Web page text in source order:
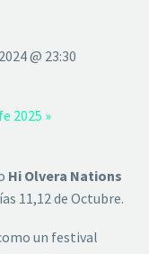
@ 23:30
2025 »
Hi Olvera Nations
11,12 de Octubre.
un festival